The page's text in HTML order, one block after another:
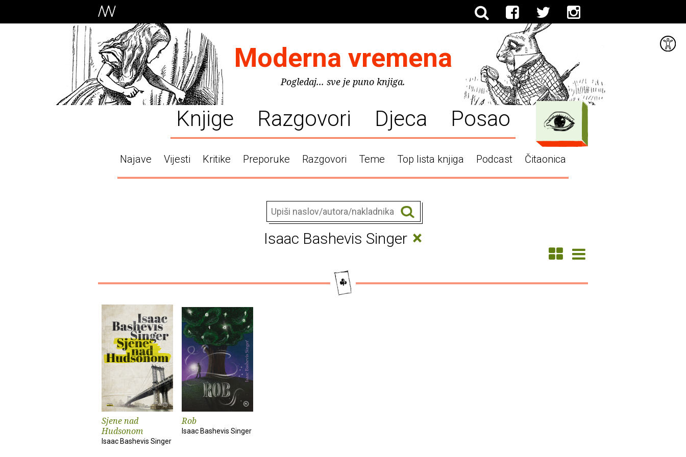
Moderna vremena
Pogledaj... sve je puno knjiga.
Knjige Razgovori Djeca Posao
Najave Vijesti Kritike Preporuke Razgovori Teme Top lista knjiga Podcast Čitaonica
Isaac Bashevis Singer ×
Sjene nad
Hudsonom
Isaac Bashevis Singer
Rob
Isaac Bashevis Singer